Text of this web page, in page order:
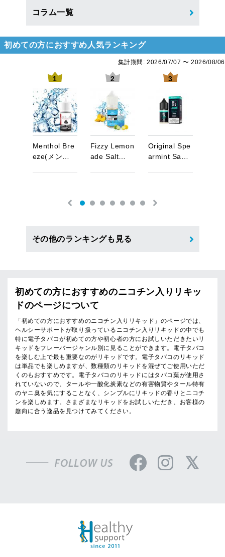
コラム一覧
初めての方におすすめ人気ランキング
集計期間: 2026/07/07 〜 2026/08/06
1
Menthol Bre
eze( メ ン
2
Fizzy L emon
ade Salt
3
Original Spe
armint Sa
その他のランキングも見る
初めての方におすすめのニコチン入りリキッ
ドのページについて
「初めての方におすすめのニコチン入りリキッド」のページでは、
ヘルシーサポートが取り扱っているニコチン入りリキッドの中でも
特に電子タバコが初めての方や初心者の方にお試しいただきたいリ
キッドをフレーバージャンル別に見ることができます。電子タバコ
を楽しむ上で最も重要なのがリキッドです。電子タバコのリキッド
は単品でも楽しめますが、数種類のリキッドを混ぜてご使用いただ
くのもおすすめです。電子タバコのリキッドにはタバコ葉が使用さ
れていないので、タールや一酸化炭素などの有害物質やタール特有
のヤニ臭を気にすることなく、シンプルにリキッドの香りとニコチ
ンを楽しめます。さまざまなリキッドをお試しいただき、お客様の
趣向に合う逸品を見つけてみてください。